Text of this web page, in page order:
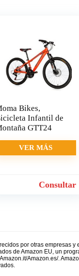
Bikes,
Infantil de
GTT24
VER MÁS
Consultar
por otras empresas
de Amazon EU, un
Amazon.es/.